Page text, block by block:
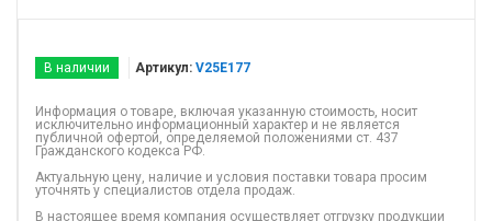
В наличии Артикул: V25E177
Информация о товаре, включая указанную стоимость, носит
исключительно информационный характер и не является
публичной офертой, определяемой положениями ст. 437
Гражданского кодекса РФ.
Актуальную цену, наличие и условия поставки товара просим
уточнять у специалистов отдела продаж.
В настоящее время компания осуществляет отгрузку продукции